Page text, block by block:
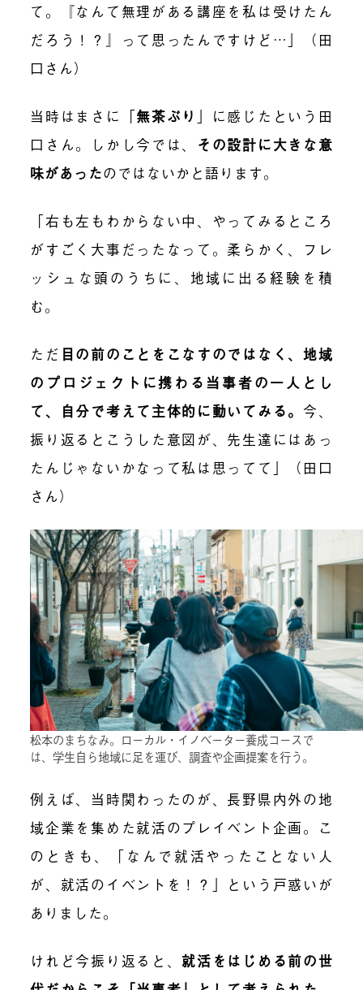
て。『なんて無理がある講座を私は受けたん
だろう！？』って思ったんですけど…」（田
口さん）
当時はまさに「無茶ぶり 」に感じたという田
口さん。しかし今では、 その設計に大きな意
味があったのではないかと語ります。
「右も左もわからない中、やってみるところ
がすごく大事だったなって。柔らかく、フレ
ッシュな頭のうちに、地域に出る経験を積
む。
ただ 目の前のことをこなすのではなく、地域
のプロジェクトに携わる当事者の一人とし
て、自分で考えて主体的に動いてみる。 今、
振り返るとこうした意図が、先生達にはあっ
たんじゃないかなって私は思ってて」（田口
さん）
松本のまちなみ。ローカル・イノベーター養成コースで
は、学生自ら地域に足を運び、調査や企画提案を行う。
例えば、当時関わったのが、長野県内外の地
域企業を集めた就活のプレイベント企画。こ
のときも、「なんで就活やったことない人
が、就活のイベントを！？」という戸惑いが
ありました。
けれど今振り返ると、就活をはじめる前の世